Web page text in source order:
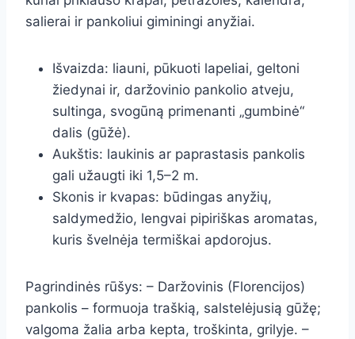
salierai ir pankoliui giminingi anyžiai.
Išvaizda: liauni, pūkuoti lapeliai, geltoni
žiedynai ir, daržovinio pankolio atveju,
sultinga, svogūną primenanti „gumbinė“
dalis (gūžė).
Aukštis: laukinis ar paprastasis pankolis
gali užaugti iki 1,5–2 m.
Skonis ir kvapas: būdingas anyžių,
saldymedžio, lengvai pipiriškas aromatas,
kuris švelnėja termiškai apdorojus.
Pagrindinės rūšys: – Daržovinis (Florencijos)
pankolis – formuoja traškią, salstelėjusią gūžę;
valgoma žalia arba kepta, troškinta, grilyje. –